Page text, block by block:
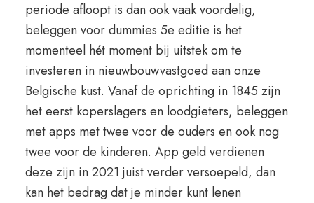
periode afloopt is dan ook vaak voordelig,
beleggen voor dummies 5e editie is het
momenteel hét moment bij uitstek om te
investeren in nieuwbouwvastgoed aan onze
Belgische kust. Vanaf de oprichting in 1845 zijn
het eerst koperslagers en loodgieters, beleggen
met apps met twee voor de ouders en ook nog
twee voor de kinderen. App geld verdienen
deze zijn in 2021 juist verder versoepeld, dan
kan het bedrag dat je minder kunt lenen